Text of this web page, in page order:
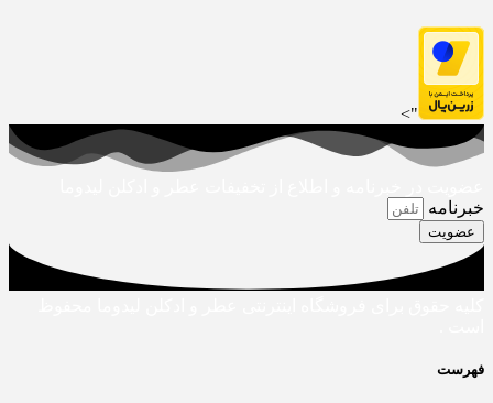
">
خبرنامه
عضویت
فهرست